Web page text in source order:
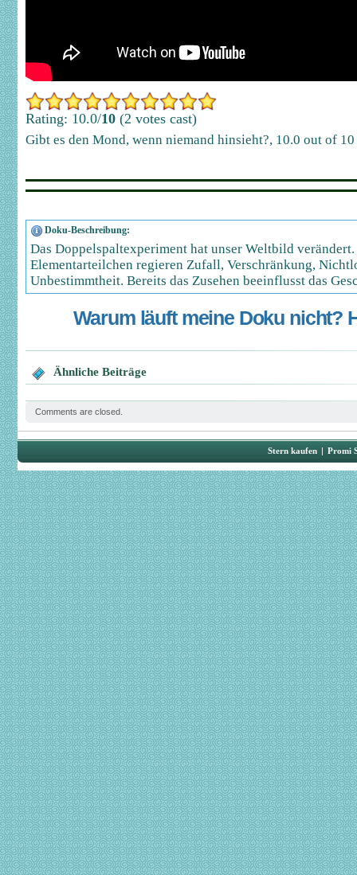
Rating: 10.0/10 (2 votes cast)
Gibt es den Mond, wenn niemand hinsieht?, 10.0 out of 10
Doku-Beschreibung:
Das Doppelspaltexperiment hat unser Weltbild
Elementarteilchen regieren Zufall, Verschränkung,
Unbestimmtheit. Bereits das Zusehen beeinflusst das
Warum läuft meine Doku nicht?
Ähnliche Beiträge
Comments are closed.
Stern kaufen | Promi